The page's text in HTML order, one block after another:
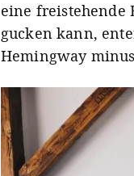
eine freistehende
gucken kann,
Hemingway